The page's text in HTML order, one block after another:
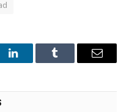
LinkedInTumblr Email